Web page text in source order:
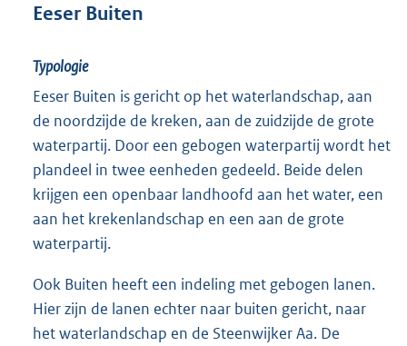
Eeser Buiten
Typologie
Eeser Buiten is gericht op het waterlandschap, aan
de noordzijde de kreken, aan de zuidzijde de grote
waterpartij. Door een gebogen waterpartij wordt het
plandeel in twee eenheden gedeeld. Beide delen
krijgen een openbaar landhoofd aan het water, een
aan het krekenlandschap en een aan de grote
waterpartij.
Ook Buiten heeft een indeling met gebogen lanen.
Hier zijn de lanen echter naar buiten gericht, naar
het waterlandschap en de Steenwijker Aa. De